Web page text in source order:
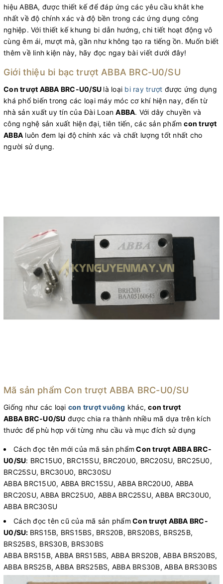
hiệu ABBA, được thiết kế để đáp ứng các yêu cầu khắt khe
nhất về độ chính xác và độ bền trong các ứng dụng công
nghiệp. Với thiết kế khung bi dẫn hướng, chi tiết hoạt động vô
cùng êm ái, mượt mà, gần như không tạo ra tiếng ồn. Muốn biết
thêm về linh kiện này, hãy đọc ngay bài viết dưới đây!
Giới thiệu bi bạc trượt ABBA BRC-U0/SU
Con trượt ABBA BRC-U0/SU là loại bi ray trượt được ứng dụng
khá phổ biến trong các loại máy móc cơ khí hiện nay, đến từ
nhà sản xuất uy tín của Đài LoanABBA. Với dây chuyền và
công nghệ sản xuất hiện đại, tiên tiến, các sản phẩmcon trượt
ABBA luôn đem lại độ chính xác và chất lượng tốt nhất cho
người sử dụng.
Mã sản phẩm Con trượt ABBA BRC-U0/SU
Giống như các loại con trượt vuông khác,con trượt
ABBA BRC-U0/SU được chia ra thành nhiều mã dựa trên kích
thước để phù hợp với từng nhu cầu và mục đích sử dụng
Cách đọc tên mới của mã sản phẩm Con trượt ABBA BRC-
U0/SU: BRC15U0, BRC15SU, BRC20U0, BRC20SU, BRC25U0,
BRC25SU, BRC30U0, BRC30SU
ABBA BRC15U0, ABBA BRC15SU, ABBA BRC20U0, ABBA
BRC20SU, ABBA BRC25U0, ABBA BRC25SU, ABBA BRC30U0,
ABBA BRC30SU
Cách đọc tên cũ của mã sản phẩm Con trượt ABBA BRC-
U0/SU: BRS15B, BRS15BS, BRS20B, BRS20BS, BRS25B,
BRS25BS, BRS30B, BRS30BS
ABBA BRS15B, ABBA BRS15BS, ABBA BRS20B, ABBA BRS20BS,
ABBA BRS25B, ABBA BRS25BS, ABBA BRS30B, ABBA BRS30BS